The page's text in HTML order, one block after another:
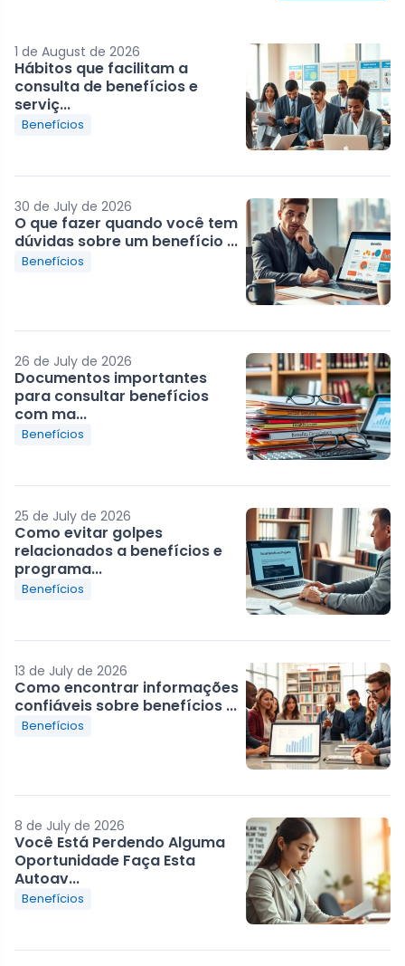
1 de August de 2026
Hábitos que facilitam a
consulta de benefícios e
serviç...
Benefícios
30 de July de 2026
O que fazer quando você tem
dúvidas sobre um benefício ...
Benefícios
26 de July de 2026
Documentos importantes
para consultar benefícios
com ma...
Benefícios
25 de July de 2026
Como evitar golpes
relacionados a benefícios e
programa...
Benefícios
13 de July de 2026
Como encontrar informações
confiáveis sobre benefícios ...
Benefícios
8 de July de 2026
Você Está Perdendo Alguma
Oportunidade Faça Esta
Autoav...
Benefícios